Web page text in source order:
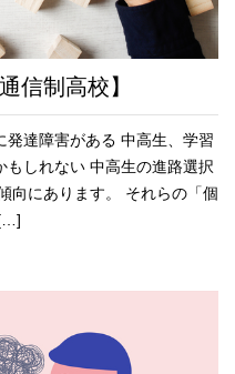
信制高校】
達障害がある 中高生、学習
もしれない 中高生の進路選択
向にあります。 それらの「個